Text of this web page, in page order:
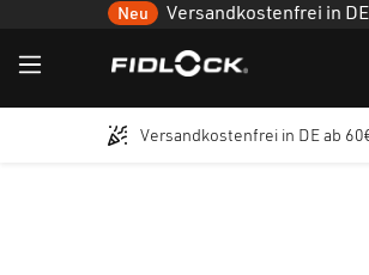
Neu Versandkostenfrei in
Versandkostenfrei in DE ab